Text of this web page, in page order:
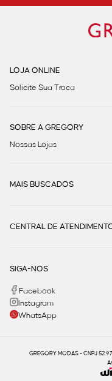
LOJA ONLINE
Solicite Sua Troca
SOBRE A GREGORY
Nossas Lojas
MAIS BUSCADOS
CENTRAL DE
SIGA-NOS
Facebook
Instagram
WhatsApp
GREGORY MODAS - CNPJ